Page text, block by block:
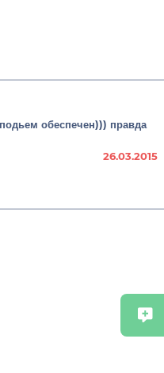
обеспечен))) правда
26.03.2015